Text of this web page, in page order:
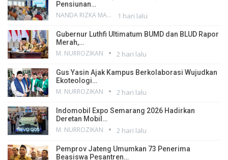
Pensiunan…
NANDA RIZKA MAHENDRA 1 hari lalu
Gubernur Luthfi Ultimatum BUMD dan BLUD Rapor
Merah,…
M. NURROZIKAN 2 hari lalu
Gus Yasin Ajak Kampus Berkolaborasi Wujudkan
Ekoteologi…
M. NURROZIKAN 2 hari lalu
Indomobil Expo Semarang 2026 Hadirkan
Deretan Mobil…
M. NURROZIKAN 2 hari lalu
Pemprov Jateng Umumkan 73 Penerima
Beasiswa Pesantren…